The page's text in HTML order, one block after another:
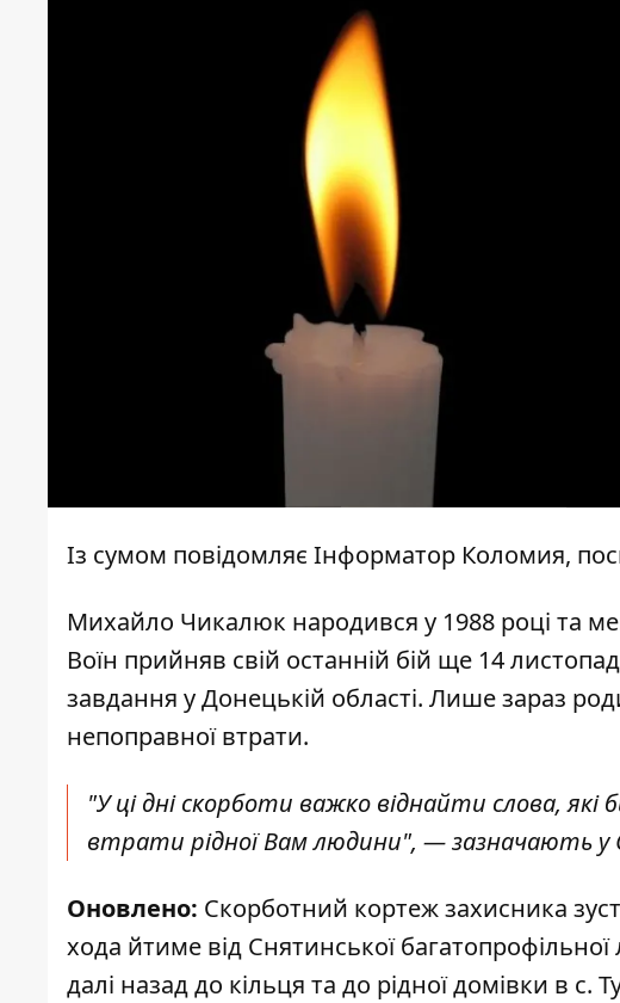
Із сумом повідомляє Інформатор Коломия,
Михайло Чикалюк народився у 1988 році та
Воїн прийняв свій останній бій ще 14
завдання у Донецькій області. Лише зараз
непоправної втрати.
"У ці дні скорботи важко віднайти слова,
втрати рідної Вам людини", — зазначають у
Оновлено: Скорботний кортеж захисника
хода йтиме від Снятинської багатопрофільної
далі назад до кільця та до рідної домівки в с.